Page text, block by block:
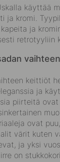
käyttää
ja kromi.
ja
retrotyyliin
keittiöt
ja
piirteitä
ovat puu
värit kuten
ja yksi
on